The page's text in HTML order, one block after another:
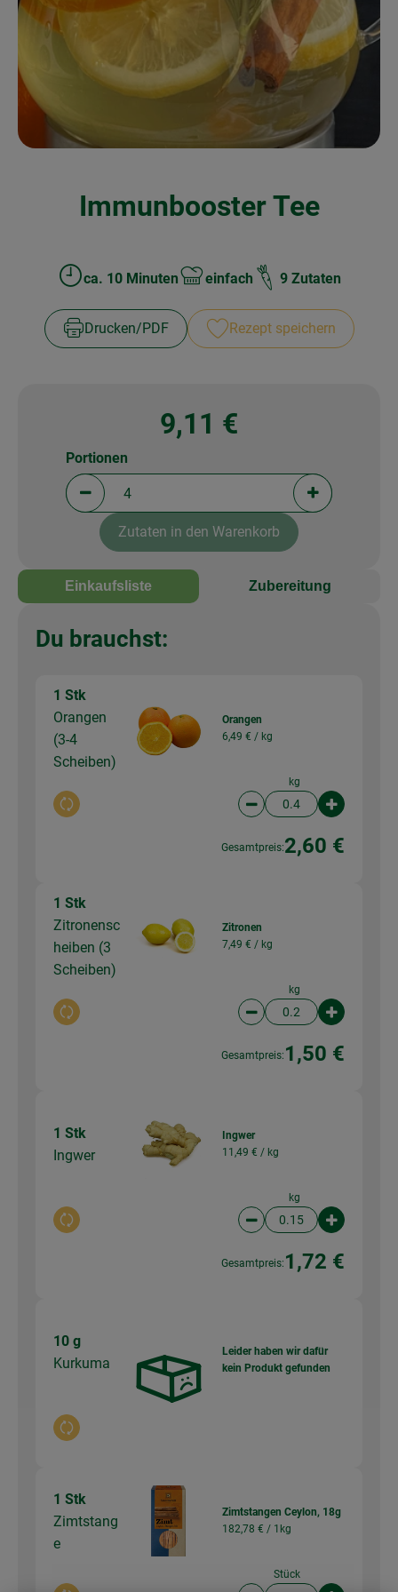
Obst & Gemüse
Naturkost
Getränke
Über uns
Infos
Immunbooster Tee
Zubreitungszeit:
ca. 10 Minuten
Schwierigkeit:
einfach 9 Zutaten
Drucken​/​PDF Rezept speichern
9,11 €
Portionen verringern (aktuell 4 Portionen
Portionen
Portionen
Zutaten in den Warenkorb
Einkaufsliste Zubereitung
Du brauchst:
1 Stk
Orangen
(3-4
Scheiben)
Auswahl ändern
Orangen
6,49 € / kg
kg
Artikelanzahl
Gesamtpreis:2,60 €
1 Stk
Zitronensc
heiben (3
Scheiben)
Auswahl ändern
Zitronen
7,49 € / kg
kg
Artikelanzahl
Gesamtpreis: 1,50 €
1 Stk
Ingwer
Auswahl ändern
Ingwer
11,49 € / kg
kg
Artikelanzahl
Gesamtpreis: 1,72 €
10 g
Kurkuma
Auswahl ändern
Leider haben wir dafür
kein Produkt gefunden
1 Stk
Zimtstang
e
Zimtstangen Ceylon, 18g
182,78 € / 1kg
Stück